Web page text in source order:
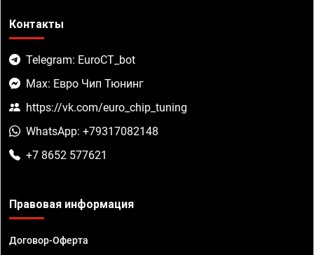
Контакты
Telegram: EuroCT_bot
Max: Евро Чип Тюнинг
https://vk.com/euro_chip_tuning
WhatsApp: +79317082148
+7 8652 577621
Правовая информация
Договор-Оферта